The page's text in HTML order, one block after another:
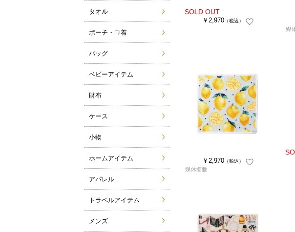
￥2,970（税込）
￥2,970（税込）
タオル
ポーチ・巾着
バッグ
ベビーアイテム
財布
ケース
小物
ホームアイテム
アパレル
トラベルアイテム
メンズ